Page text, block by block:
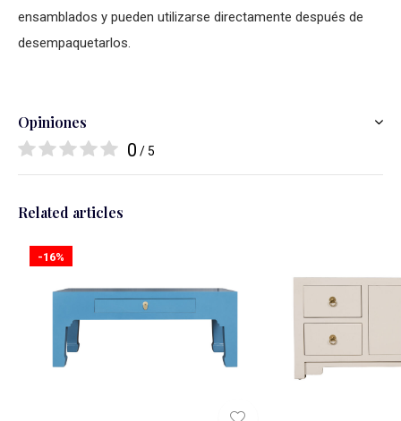
ensamblados y pueden utilizarse directamente después de
desempaquetarlos.
Opiniones
0 / 5
Related articles
-16%